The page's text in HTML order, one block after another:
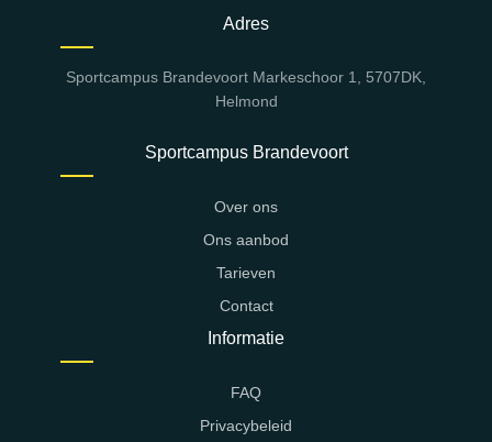
Adres
Sportcampus Brandevoort Markeschoor 1, 5707DK,
Helmond
Sportcampus Brandevoort
Over ons
Ons aanbod
Tarieven
Contact
Informatie
FAQ
Privacybeleid